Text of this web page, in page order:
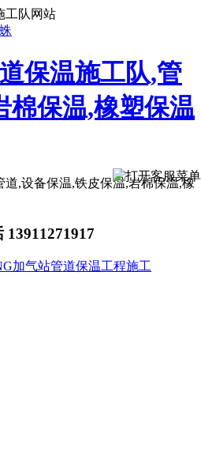
工队网站
道,设备保温,铁皮保温,岩棉保温,橡